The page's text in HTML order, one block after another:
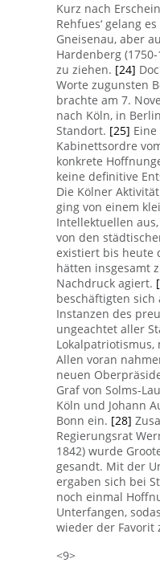
Kurz nach
Rehfues‘ gelang
Gneisenau, aber
Hardenberg
zu ziehen. [24]
Worte zugunsten
brachte am 7.
nach Köln, in
Standort. [25]
Kabinettsordre
konkrete
keine definitive
Die Kölner
ging von einem
Intellektuellen
von den
existiert bis heute
hätten insgesamt
Nachdruck agiert.
beschäftigten sich
Instanzen des
ungeachtet aller
Allen voran
neuen
Graf von Solms-
Köln und Johann
Bonn ein. [28]
Regierungsrat
1842) wurde
gesandt. Mit der
ergaben sich bei
noch einmal
Unterfangen,
wieder der Favorit
<9>